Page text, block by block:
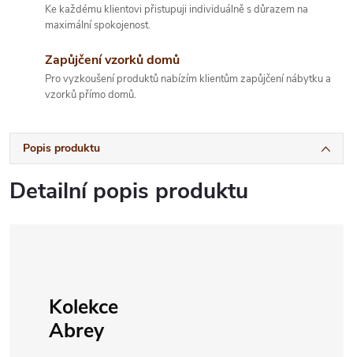
Ke každému klientovi přistupuji individuálně s důrazem na
maximální spokojenost.
Zapůjčení vzorků domů
Pro vyzkoušení produktů nabízím klientům zapůjčení nábytku a
vzorků přímo domů.
Popis produktu
Detailní popis produktu
Kolekce
Abrey